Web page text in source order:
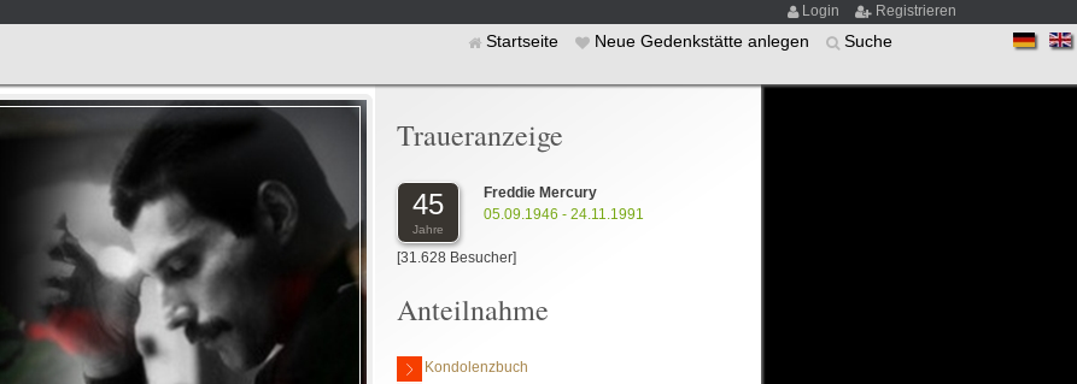
Login Registrieren
Startseite Neue Gedenkstätte anlegen Suche
Traueranzeige
45
Jahre
Freddie Mercury
05.09.1946 - 24.11.1991
[31.628 Besucher]
Anteilnahme
Kondolenzbuch